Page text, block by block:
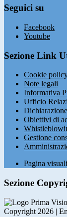
Seguici su
Facebook
Youtube
Sezione Link
Cookie
Note legali
Informativa
Ufficio
Obiettivi di
Gestione
Pagina
Sezione
Copyright 2026 |